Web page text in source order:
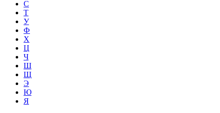
С
Т
У
Ф
Х
Ц
Ч
Ш
Щ
Э
Ю
Я